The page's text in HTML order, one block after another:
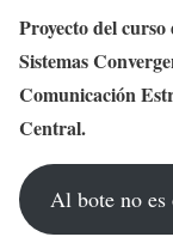
Proyecto del
Sistemas
Comunicación
Central.
Al bote no